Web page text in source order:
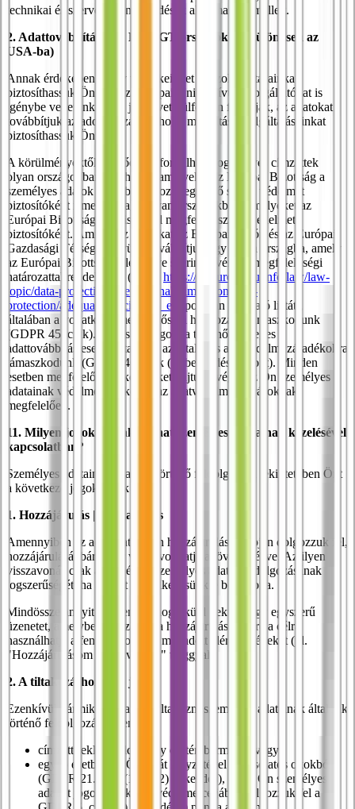
technikai és szervezési intézkedések alkalmazása mellett.
2. Adattovábbítás más EU/EGT-országokba (különösen az
USA-ba)
Annak érdekében, hogy termékeinket és szolgáltatásainkat
biztosíthassuk Önnek, az Európai Unión kívüli szolgáltatókat is
igénybe vehetünk. Ha a járművet külföldön foglalják, az adatokat
továbbítjuk az adott országba, hogy mobilitási szolgáltatásainkat
biztosíthassuk Önnek.
A körülményektől függően előfordulhat, hogy egyes címzettek
olyan országokban találhatók, amelyeket az Európai Bizottság a
személyes adatok továbbításához megfelelő szintű védelmet
biztosítóként ismer el, vagy olyan országokban, amelyeket az
Európai Bizottság nem ismer el megfelelő szintű védelmet
biztosítóként. Amikor az adatokat az Európai Unión és az Európai
Gazdasági Térségen kívülre továbbítjuk egy olyan országba, amely
az Európai Bizottság véleménye szerint érvényes megfelelőségi
határozattal rendelkezik (lásd a https://ec.europa.eu/info/law/law-
topic/data-protection/international-dimension-data-
protection/adequacy-decisions\_en
. pontban található listát),
általában a vonatkozó megfelelőségi határozatra támaszkodunk
(GDPR 45. cikk). A más országokba történő esetleges
adattovábbítás esetén általában az általános adatvédelmi záradékokra
támaszkodunk (GDPR 46. cikk (2) bekezdés c) pont). Minden
esetben megfelelő intézkedéseket hajtunk végre az Ön személyes
adatainak védelme érdekében az adatvédelmi előírásoknak
megfelelően.
11. Milyen jogokat gyakorolhat személyes adatainak kezelésével
kapcsolatban?
Személyes adatainak általunk történő feldolgozása tekintetében Önt
a következő jogok illetik meg:
1. Hozzájárulás | Visszavonás
Amennyiben az adatokat az Ön hozzájárulása alapján dolgozzuk fel,
hozzájárulását bármikor visszavonhatja a jövőre nézve. Az ilyen
visszavonás csak akkor érinti személyes adatai feldolgozásának
jogszerűségét, ha azokat rendelkezésünkre bocsátotta.
Mindössze annyit kell tennie, hogy küld nekünk egy egyszerű
üzenetet, amelyben visszavonja hozzájárulását. Erre a célra
használhatja a fenti, I. pontban megadott elérhetőségeket (pl.
"Hozzájárulásom visszavonása" tárggyal).
2. A tiltakozáshoz való jog
Ezenkívül bármikor joga van tiltakozni személyes adatainak általunk
történő feldolgozása ellen:
címzett reklámküldemény esetén bármikor, vagy
egyéb esetben az Ön saját helyzetével kapcsolatos okokból
(GDPR 21. cikk (1) és (2) bekezdés), ha az Ön személyes
adatait jogos érdekeink védelme céljából dolgozzuk fel a